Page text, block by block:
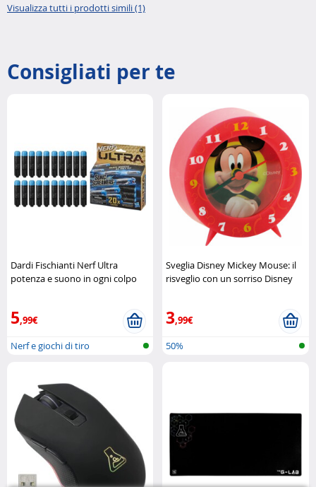
Visualizza tutti i prodotti simili (1)
Consigliati per te
Dardi Fischianti Nerf Ultra
potenza e suono in ogni colpo
5,99€
Nerf e giochi di tiro
Sveglia Disney Mickey Mouse: il
risveglio con un sorriso Disney
3,99€
50%